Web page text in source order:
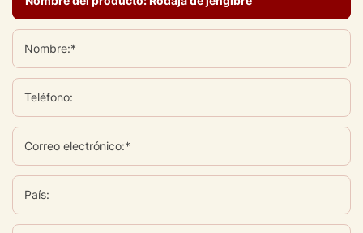
Nombre:*
Teléfono:
Correo electrónico:*
País: